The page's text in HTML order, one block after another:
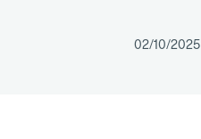
02/10/2025